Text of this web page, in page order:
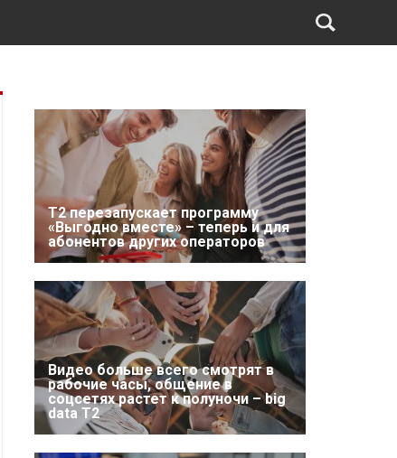
Т2 перезапускает программу
«Выгодно вместе» – теперь и для
абонентов других операторов
Видео больше всего смотрят в
рабочие часы, общение в
соцсетях растет к полуночи – big
data T2